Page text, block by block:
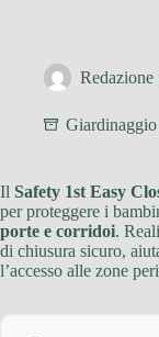
Giardinaggio
Il Safety 1st Easy
per proteggere i
porte e corridoi.
di chiusura sicuro,
l’accesso alle zone